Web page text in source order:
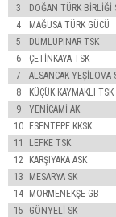
3
DOĞAN TÜRK BİRLİĞİ
4
MAĞUSA TÜRK GÜCÜ
5
DUMLUPINAR TSK
6
ÇETİNKAYA TSK
7
ALSANCAK YEŞİLOVA
8
KÜÇÜK KAYMAKLI TSK
9
YENİCAMİ AK
10 ESENTEPE KKSK
11
LEFKE TSK
12
KARŞIYAKA ASK
13
MESARYA SK
14 MORMENEKŞE GB
15
GÖNYELİ SK